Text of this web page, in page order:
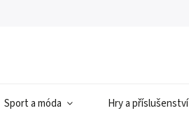
Sport a móda Hry a příslušenství